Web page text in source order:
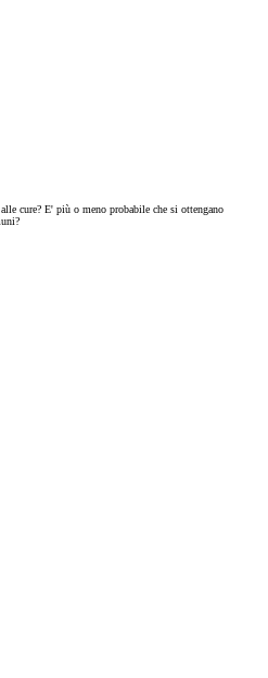
cure? E' più o meno probabile che si ottengano